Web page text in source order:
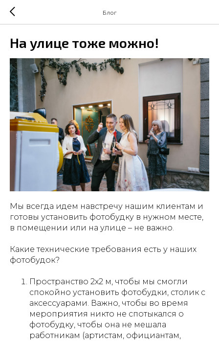
Блог
На улице тоже можно!
Мы всегда идем навстречу нашим клиентам и
готовы установить фотобудку в нужном месте,
в помещении или на улице – не важно.
Какие технические требования есть у наших
фотобудок?
Пространство 2х2 м, чтобы мы смогли
спокойно установить фотобудки, столик с
аксессуарами. Важно, чтобы во время
мероприятия никто не спотыкался о
фотобудку, чтобы она не мешала
работникам (артистам, официантам,